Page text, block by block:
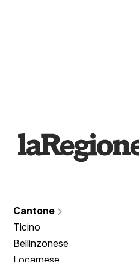
Cantone
Ticino
Bellinzonese
Locarnese